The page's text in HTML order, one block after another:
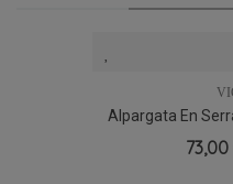
Alpargata En
Viguera